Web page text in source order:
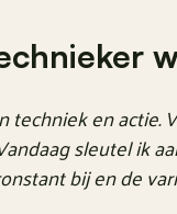
en
sleutel ik
bij en de